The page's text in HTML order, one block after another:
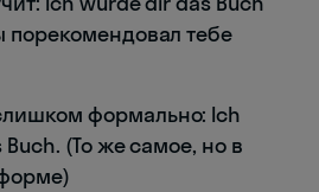
тебе
формально: Ich
(То же самое, но в